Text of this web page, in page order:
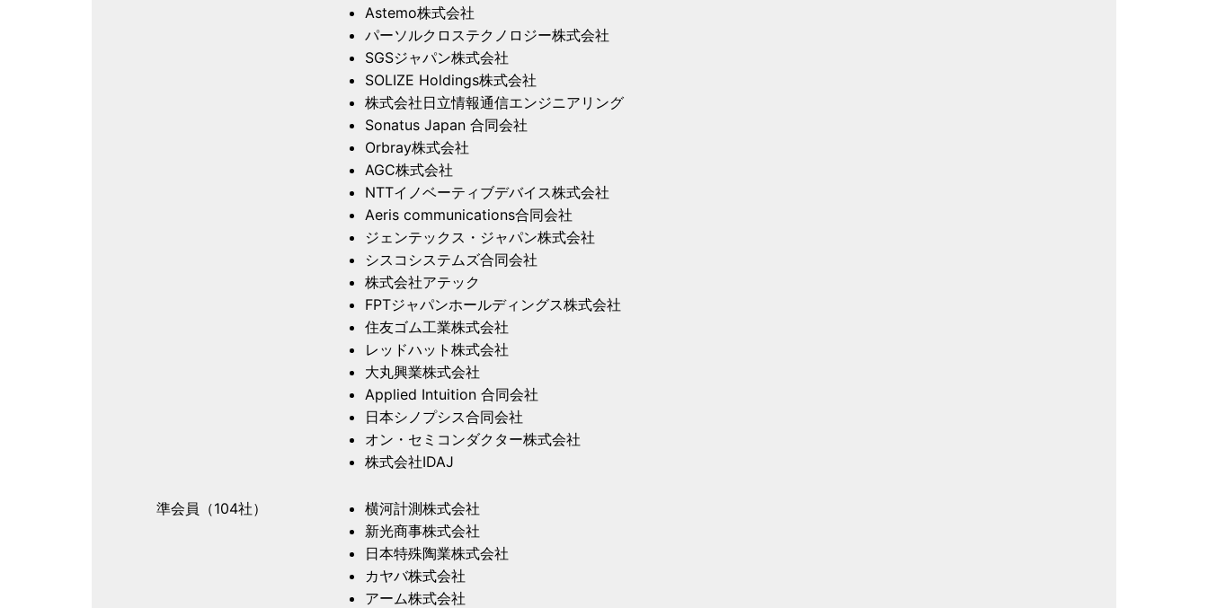
Astemo株式会社
パーソルクロステクノロジー株式会社
SGSジャパン株式会社
SOLIZE Holdings株式会社
株式会社日立情報通信エンジニアリング
Sonatus Japan 合同会社
Orbray株式会社
AGC株式会社
NTTイノベーティブデバイス株式会社
Aeris communications合同会社
ジェンテックス・ジャパン株式会社
シスコシステムズ合同会社
株式会社アテック
FPTジャパンホールディングス株式会社
住友ゴム工業株式会社
レッドハット株式会社
大丸興業株式会社
Applied Intuition 合同会社
日本シノプシス合同会社
オン・セミコンダクター株式会社
株式会社IDAJ
準会員（104社）
横河計測株式会社
新光商事株式会社
日本特殊陶業株式会社
カヤバ株式会社
アーム株式会社